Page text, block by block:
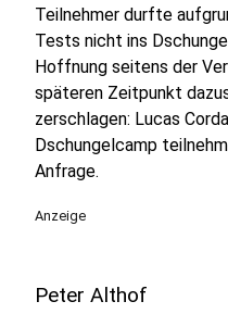
Teilnehmer durfte
Tests nicht ins
Hoffnung seitens der
späteren Zeitpunkt
zerschlagen: Lucas
Dschungelcamp
Anfrage.
Anzeige
Peter Althof